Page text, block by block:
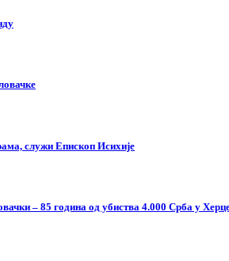
служи Епископ Исихије
– 85 година од убиства 4.000 Срба у